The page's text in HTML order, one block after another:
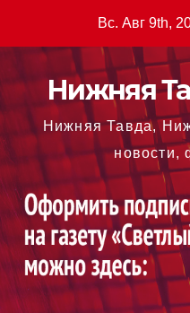
содержимому
Вс. Авг 9th,
Нижняя
Нижняя Тавда,
новости,